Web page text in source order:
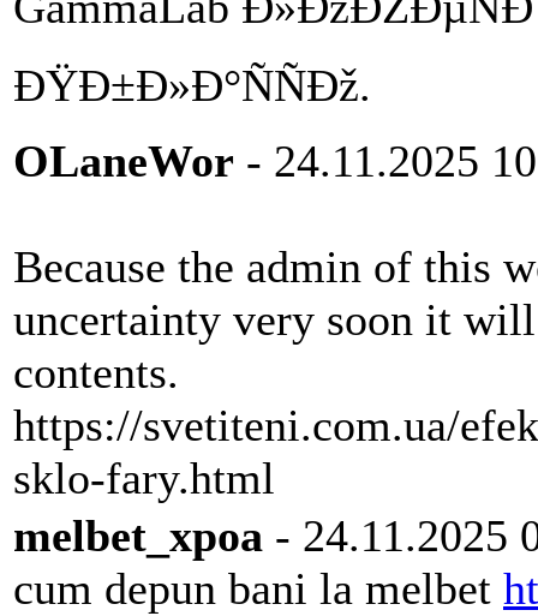
ÐŸÐ±Ð»Ð°ÑÑÐž.
OLaneWor - 24.11.2025
Because the admin of this
uncertainty very soon it
contents.
https://svetiteni.com.ua/
sklo-fary.html
melbet_xpoa - 24.11.2025
cum depun bani la melbet